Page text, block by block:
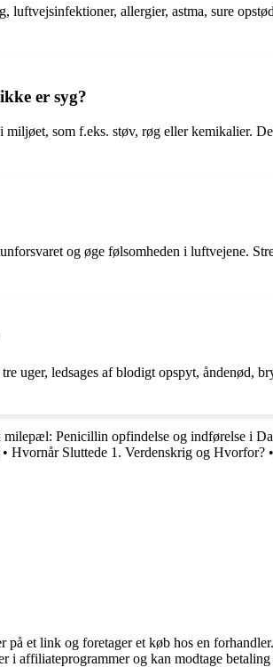
allergier, astma, sure
er syg?
som f.eks. støv, røg eller kemikalier.
og øge følsomheden i luftvejene.
uger, ledsages af blodigt opspyt, åndenød,
milepæl: Penicillin opfindelse og indførelse i
• Hvornår Sluttede 1. Verdenskrig og Hvorfor? •
et link og foretager et køb hos en forhandler.
i affiliateprogrammer og kan modtage